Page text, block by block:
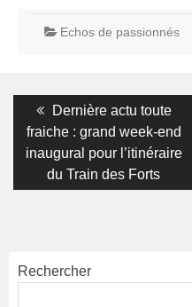
Echos de passionnés
Navigation
de
l’article
Previous
post:
Dernière actu toute
fraiche : grand week-end
inaugural pour l’itinéraire
du Train des Forts
Rechercher